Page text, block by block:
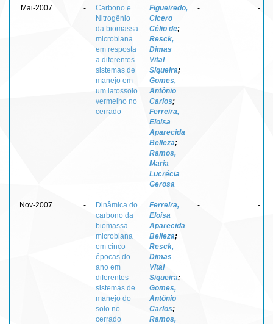
Mai-2007 -
Carbono e
Nitrogênio
da biomassa
microbiana
em resposta
a diferentes
sistemas de
manejo em
um latossolo
vermelho no
cerrado
Figueiredo,
Cícero
Célio de;
Resck,
Dimas
Vital
Siqueira;
Gomes,
Antônio
Carlos;
Ferreira,
Eloisa
Aparecida
Belleza;
Ramos,
Maria
Lucrécia
Gerosa
- -
Nov-2007 -
Dinâmica do
carbono da
biomassa
microbiana
em cinco
épocas do
ano em
diferentes
sistemas de
manejo do
solo no
cerrado
Ferreira,
Eloisa
Aparecida
Belleza;
Resck,
Dimas
Vital
Siqueira;
Gomes,
Antônio
Carlos;
Ramos,
- -